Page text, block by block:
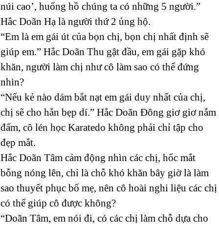
núi cao’, huống hồ chúng ta có những 5 người.”
Hắc Doãn Hạ là người thứ 2 ủng hộ.
“Em là em gái út của bọn chị, bọn chị nhất định sẽ
giúp em.” Hắc Doãn Thu gật đầu, em gái gặp khó
khăn, người làm chị như cô làm sao có thể đứng
nhìn?
“Nếu kẻ nào dám bắt nạt em gái duy nhất của chị,
chị sẽ cho hắn bẹp dí.” Hắc Doãn Đông giơ giơ nắm
đấm, cô lén học Karatedo không phải chỉ tập cho
đẹp mắt.
Hắc Doãn Tâm cảm động nhìn các chị, hốc mắt
bỗng nóng lên, chỉ là chỗ khó khăn bây giờ là làm
sao thuyết phục bố mẹ, nên cô hoài nghi liệu các chị
có thể giúp cô được không?
“Doãn Tâm, em nói đi, có các chị làm chỗ dựa cho